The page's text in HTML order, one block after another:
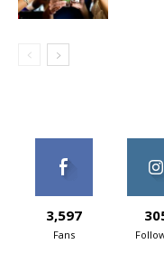
3,597
Fans